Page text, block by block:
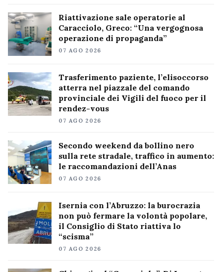
Riattivazione sale operatorie al
Caracciolo, Greco: “Una vergognosa
operazione di propaganda”
07 AGO 2026
Trasferimento paziente, l’elisoccorso
atterra nel piazzale del comando
provinciale dei Vigili del fuoco per il
rendez-vous
07 AGO 2026
Secondo weekend da bollino nero
sulla rete stradale, traffico in aumento:
le raccomandazioni dell’Anas
07 AGO 2026
Isernia con l’Abruzzo: la burocrazia
non può fermare la volontà popolare,
il Consiglio di Stato riattiva lo
“scisma”
07 AGO 2026